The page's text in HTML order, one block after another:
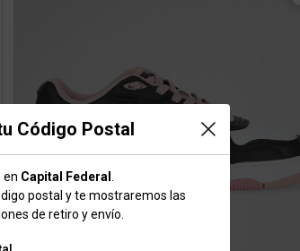
Código Postal
en Capital Federal
postal y te mostraremos las
de retiro y envío.